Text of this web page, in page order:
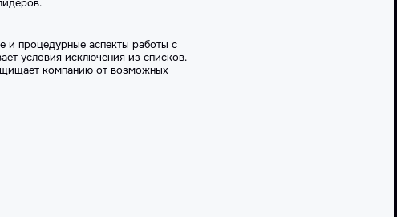
и процедурные аспекты работы с
условия исключения из списков.
компанию от возможных